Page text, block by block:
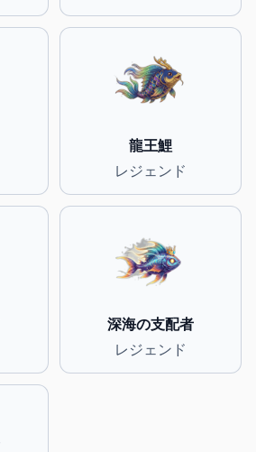
龍王鯉
レジェンド
深海の支配者
レジェンド